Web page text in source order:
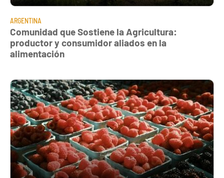
ARGENTINA
Comunidad que Sostiene la Agricultura:
productor y consumidor aliados en la
alimentación